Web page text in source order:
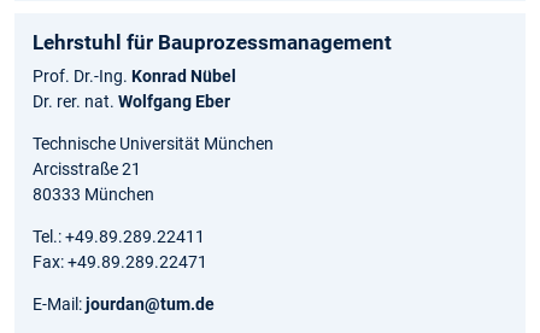
Lehrstuhl für Bauprozessmanagement
Prof. Dr.-Ing. Konrad Nübel
Dr. rer. nat. Wolfgang Eber
Technische Universität München
Arcisstraße 21
80333 München
Tel.: +49.89.289.22411
Fax: +49.89.289.22471
E-Mail:jourdan@tum.de